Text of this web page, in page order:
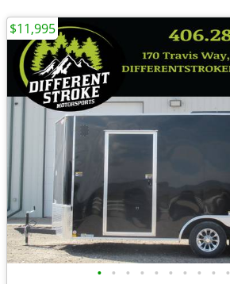
• • • • • • • • • •
$11,995